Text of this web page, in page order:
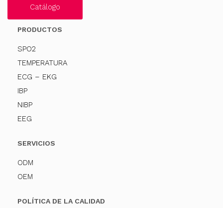
Catálogo
PRODUCTOS
SPO2
TEMPERATURA
ECG – EKG
IBP
NIBP
EEG
SERVICIOS
ODM
OEM
POLÍTICA DE LA CALIDAD